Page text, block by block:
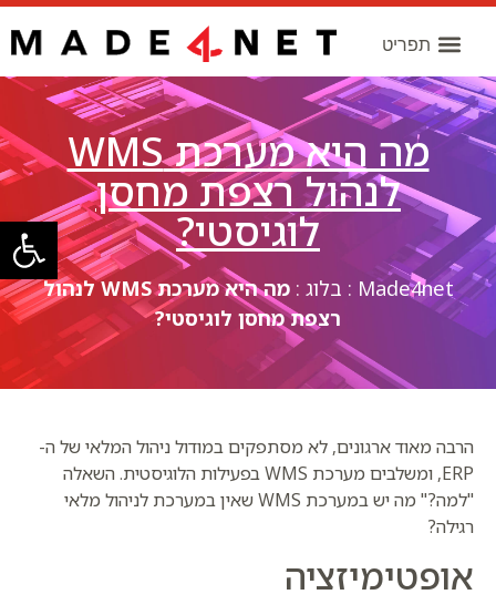
פתח
מה היא מערכת WMS
לנהול רצפת מחסן
לוגיסטי?
Made4net
: בלוג :
מה היא מערכת WMS לנהול
רצפת מחסן לוגיסטי?
הרבה מאוד ארגונים, לא מסתפקים במודול ניהול המלאי של ה-
ERP, ומשלבים מערכת WMS בפעילות הלוגיסטית. השאלה
"למה?" מה יש במערכת WMS שאין במערכת לניהול מלאי
רגילה?
אופטימיזציה